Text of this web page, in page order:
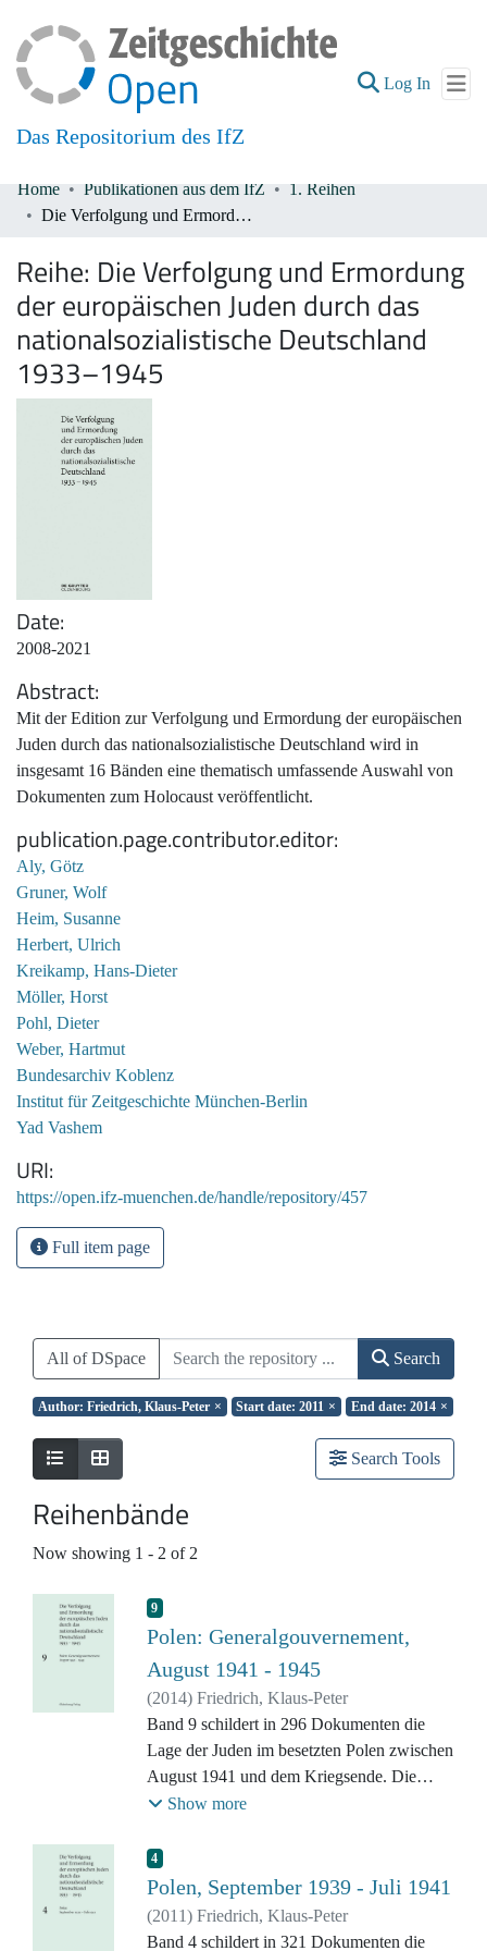
Das Repositorium des IfZ
Log In (current)
Communities & Collections
Home Publikationen aus dem IfZ
1. Reihen
Die Verfolgung und Ermordung der europäischen Juden durch das nationalsozialistische Deutschland 1933–1945
Reihe: Die Verfolgung und Ermordung
der europäischen Juden durch das
nationalsozialistische Deutschland
1933–1945
Date
2008-2021
Abstract
Mit der Edition zur Verfolgung und Ermordung der europäischen
Juden durch das nationalsozialistische Deutschland wird in
insgesamt 16 Bänden eine thematisch umfassende Auswahl von
Dokumenten zum Holocaust veröffentlicht.
publication.page.contributor.editor
Aly, Götz
Gruner, Wolf
Heim, Susanne
Herbert, Ulrich
Kreikamp, Hans-Dieter
Möller, Horst
Pohl, Dieter
Weber, Hartmut
Bundesarchiv Koblenz
Institut für Zeitgeschichte München-Berlin
Yad Vashem
URI
https://open.ifz-muenchen.de/handle/repository/457
Full item page
All of DSpace Search
Author: Friedrich, Klaus-Peter × Start date: 2011 × End date: 2014 ×
Search Tools
Reihenbände
Now showing 1 - 2 of 2
9
Polen: Generalgouvernement,
August 1941 - 1945
(2014) Friedrich, Klaus-Peter
Band 9 schildert in 296 Dokumenten die
Lage der Juden im besetzten Polen zwischen
August 1941 und dem Kriegsende. Die
meisten polnischen Juden lebten im Jahr
schon vor dem Beginn des systematischen
Massenmords viele Tausend an Hunger und
Krankheiten, gegen die jüdische
Selbsthilfekomitees mit ihren beschränkten
Show more
4
Polen, September 1939 - Juli 1941
(2011) Friedrich, Klaus-Peter
Band 4 schildert in 321 Dokumenten die